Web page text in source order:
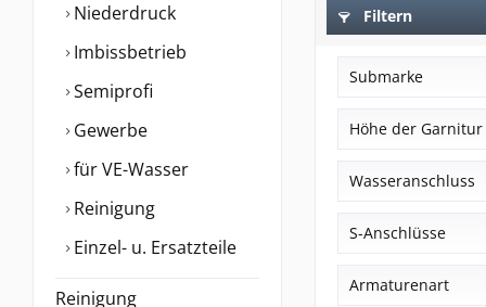
Niederdruck
Imbissbetrieb
Semiprofi
Gewerbe
für VE-Wasser
Reinigung
Einzel- u. Ersatzteile
Reinigung
Filtern
Submarke
senior
anya
luis
meditop
Höhe der Garnitur
Aufbau C -
Aufbau L -
Wasseranschluss
3/8" ÜM
3/4" ÜM
S-Anschlüsse
nicht absperrbar
Armaturenart